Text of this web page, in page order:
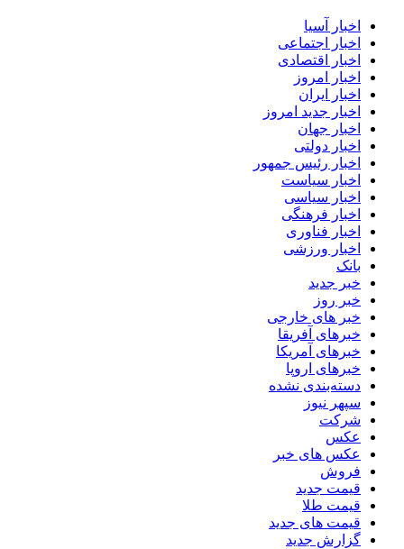
اخبار آسیا
اخبار اجتماعی
اخبار اقتصادی
اخبار امروز
اخبار ایران
اخبار جدید امروز
اخبار جهان
اخبار دولتی
اخبار رئیس جمهور
اخبار سیاست
اخبار سیاسی
اخبار فرهنگی
اخبار فناوری
اخبار ورزشی
بانک
خبر جدید
خبر روز
خبر های خارجی
خبرهای آفریقا
خبرهای آمریکا
خبرهای اروپا
دسته‌بندی نشده
سپهر نیوز
شرکت
عکس
عکس های خبر
فروش
قیمت جدید
قیمت طلا
قیمت های جدید
گزارش جدید